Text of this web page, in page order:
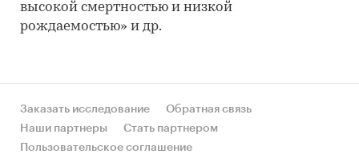
высокой смертностью и низкой
рождаемостью» и др.
Заказать исследование
Обратная связь
Наши партнеры
Стать партнером
Пользовательское соглашение